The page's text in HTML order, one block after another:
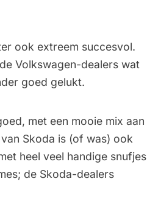
ook extreem succesvol.
Volkswagen-dealers wat
goed gelukt.
met een mooie mix aan
Skoda is (of was) ook
heel veel handige snufjes
de Skoda-dealers